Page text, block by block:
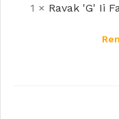
1 × Ravak 'G' Ii